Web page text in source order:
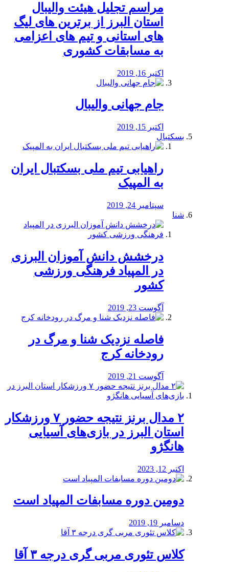
مراسم تجلیل هیئت والیبال
استان البرز از برترین های لیگ
های استانی و تیم های اعزامی
به مسابقات کشوری
اکتبر 16, 2019
جام جهانی والیبال
اکتبر 15, 2019
بسکتبال
راهیابی تیم ملی بسکتبال ایران
به المپیک
سپتامبر 24, 2019
شنا
درخشش دانش آموزان البرزی
در المپیاد فرهنگی ورزشی
کشور
آگوست 23, 2019
️فاصله نزدیک شنا و مرگ در
رودخانه کرج
آگوست 21, 2019
۲ مدال برنز نتیجه حضور ۷ ورزشکار
استان البرز در بازی‌های آسیایی
هانگژو
اکتبر 12, 2023
دومین دوره مسابفات المپیاد است
دسامبر 19, 2019
کلاس تئوری مربی گری درجه ۳ آقا